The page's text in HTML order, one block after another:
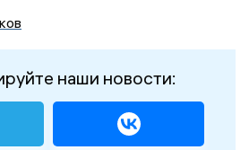
наши новости: